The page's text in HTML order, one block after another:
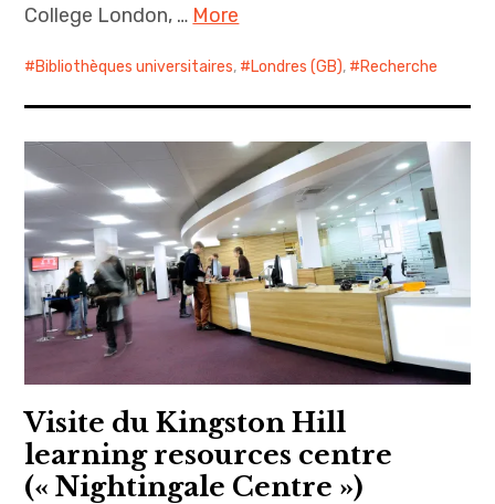
College London, … More
Bibliothèques universitaires, Londres (GB), Recherche
Visite du Kingston Hill
learning resources centre
(« Nightingale Centre »)